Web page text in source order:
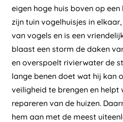
eigen hoge huis boven op een
zijn tuin vogelhuisjes in
van vogels en is een
blaast een storm de daken
en overspoelt rivierwater de
lange benen doet wat hij kan
veiligheid te brengen en helpt
repareren van de huizen.
hem aan met de meest